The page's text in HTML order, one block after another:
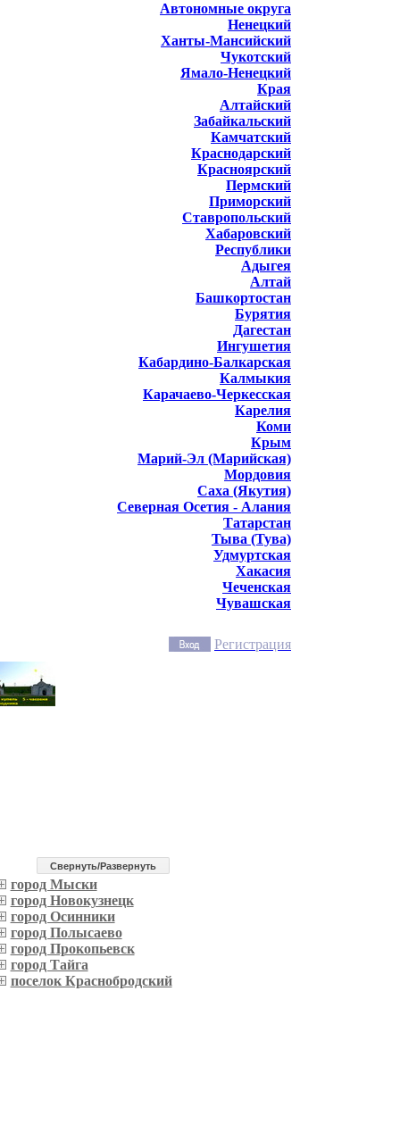
Автономные округа
Ненецкий
Ханты-Мансийский
Чукотский
Ямало-Ненецкий
Края
Алтайский
Забайкальский
Камчатский
Краснодарский
Красноярский
Пермский
Приморский
Ставропольский
Хабаровский
Республики
Адыгея
Алтай
Башкортостан
Бурятия
Дагестан
Ингушетия
Кабардино-Балкарская
Калмыкия
Карачаево-Черкесская
Карелия
Коми
Крым
Марий-Эл (Марийская)
Мордовия
Саха (Якутия)
Северная Осетия - Алания
Татарстан
Тыва (Тува)
Удмуртская
Хакасия
Чеченская
Чувашская
Регистрация
Cвернуть/Развернуть
город Мыски
город Новокузнецк
город Осинники
город Полысаево
город Прокопьевск
город Тайга
поселок Краснобродский